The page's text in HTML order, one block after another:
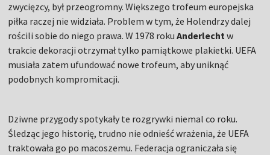
zwycięzcy, był przeogromny. Większego trofeum europejska
piłka raczej nie widziała. Problem w tym, że Holendrzy dalej
rościli sobie do niego prawa. W 1978 rokuAnderlechtw
trakcie dekoracji otrzymał tylko pamiątkowe plakietki. UEFA
musiała zatem ufundować nowe trofeum, aby uniknąć
podobnych kompromitacji.
Dziwne przygody spotykały te rozgrywki niemal co roku.
Śledząc jego historię, trudno nie odnieść wrażenia, że UEFA
traktowała go po macoszemu. Federacja ograniczała się